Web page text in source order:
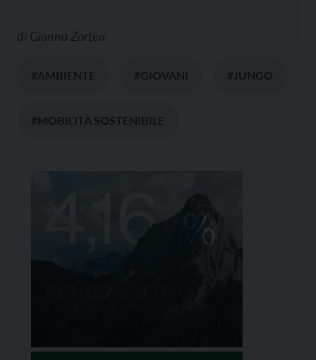
di Gianna Zortea
#AMBIENTE #GIOVANI #JUNGO
#MOBILITÀ SOSTENIBILE